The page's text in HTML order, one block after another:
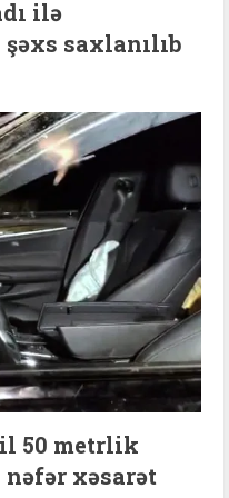
ilə
saxlanılıb
50 metrlik
nəfər xəsarət